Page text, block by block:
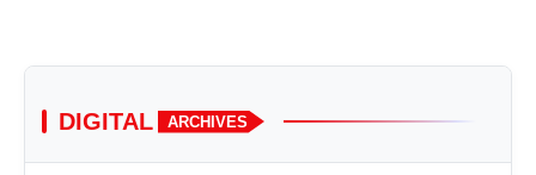
DIGITAL ARCHIVES